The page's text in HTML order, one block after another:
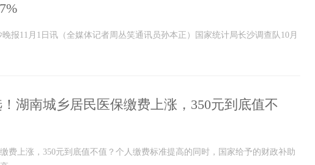
报11月1日讯（全媒体记者周丛笑通讯员孙本正）国家统计局长沙调查队10月
湖南城乡居民医保缴费上涨，350元到底值不
费上涨，350元到底值不值？个人缴费标准提高的同时，国家给予的财政补助